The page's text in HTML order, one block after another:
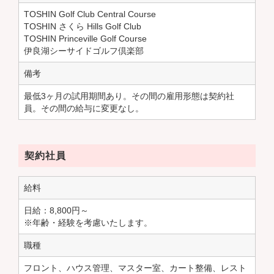
TOSHIN Golf Club Central Course
TOSHIN さくら Hills Golf Club
TOSHIN Princeville Golf Course
伊良湖シーサイドゴルフ倶楽部
備考
最低3ヶ月の試用期間あり。その間の雇用形態は契約社
員。その間の給与に変更なし。
契約社員
給料
日給：8,800円～
※年齢・経験を考慮いたします。
職種
フロント、ハウス管理、マスター室、カート整備、レスト